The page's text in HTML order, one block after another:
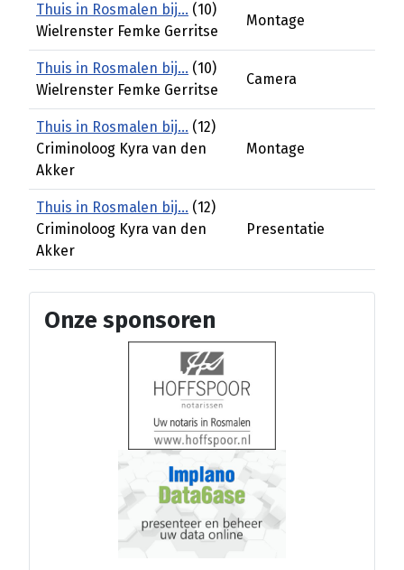
Thuis in Rosmalen bij... (10)
Wielrenster Femke Gerritse
Montage
Thuis in Rosmalen bij... (10)
Wielrenster Femke Gerritse
Camera
Thuis in Rosmalen bij... (12)
Criminoloog Kyra van den
Akker
Montage
Thuis in Rosmalen bij... (12)
Criminoloog Kyra van den
Akker
Presentatie
Onze sponsoren